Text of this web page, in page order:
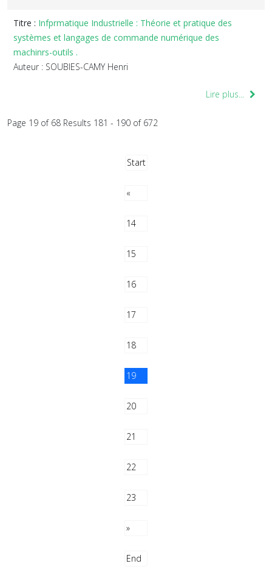
Titre : Infprmatique Industrielle : Théorie et pratique des
systèmes et langages de commande numérique des
machinrs-outils .
Auteur : SOUBIES-CAMY Henri
Lire plus...
Page 19 of 68 Results 181 - 190 of 672
Start
«
14
15
16
17
18
19
20
21
22
23
»
End